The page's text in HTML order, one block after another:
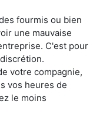
fourmis ou bien
une mauvaise
C'est pour
votre compagnie,
vos heures de
le moins